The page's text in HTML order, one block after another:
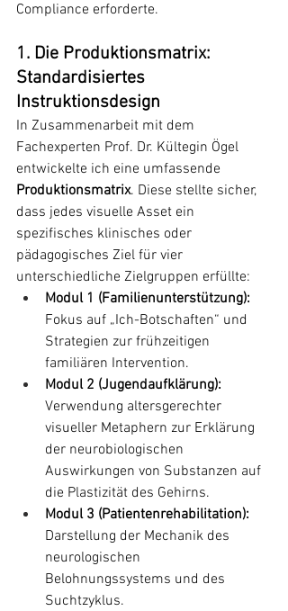
Compliance erforderte.
1. Die Produktionsmatrix:
Standardisiertes
Instruktionsdesign
In Zusammenarbeit mit dem
Fachexperten Prof. Dr. Kültegin Ögel
entwickelte ich eine umfassende
Produktionsmatrix. Diese stellte sicher,
dass jedes visuelle Asset ein
spezifisches klinisches oder
pädagogisches Ziel für vier
unterschiedliche Zielgruppen erfüllte:
Modul 1 (Familienunterstützung):
Fokus auf „Ich-Botschaften“ und
Strategien zur frühzeitigen
familiären Intervention.
Modul 2 (Jugendaufklärung):
Verwendung altersgerechter
visueller Metaphern zur Erklärung
der neurobiologischen
Auswirkungen von Substanzen auf
die Plastizität des Gehirns.
Modul 3 (Patientenrehabilitation):
Darstellung der Mechanik des
neurologischen
Belohnungssystems und des
Suchtzyklus.